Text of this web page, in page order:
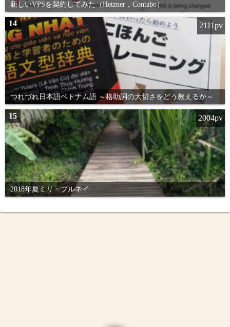
新しいVPSを契約してみた（Hetzner，Contabo）
14
つれづれ日本語ベトナム語 ～格助詞の大切さをどう教えるか～
2111pv
15
2018年夏ミリ・ブルネイ
2004pv